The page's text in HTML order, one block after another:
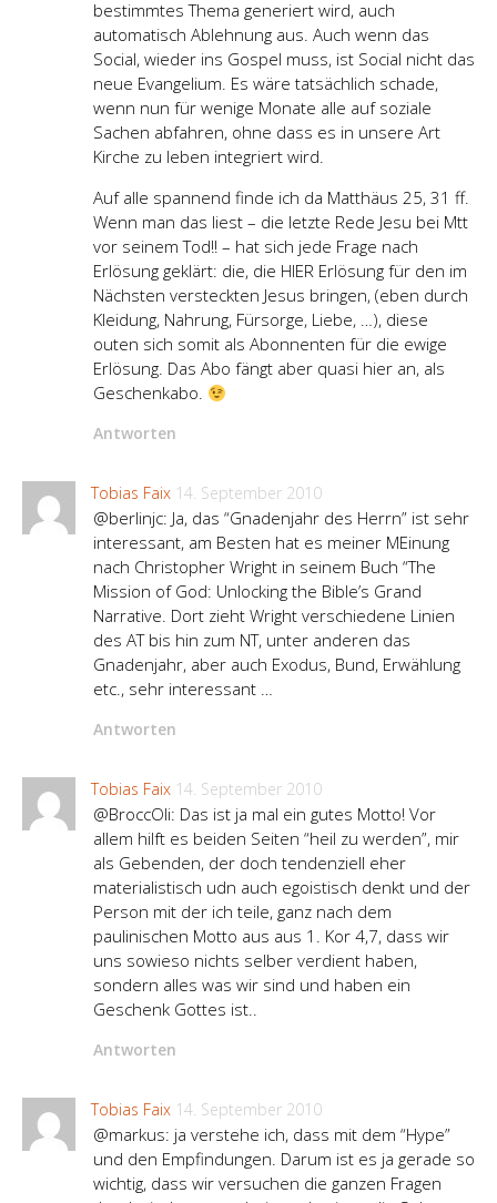
bestimmtes Thema generiert wird, auch
automatisch Ablehnung aus. Auch wenn das
Social, wieder ins Gospel muss, ist Social nicht das
neue Evangelium. Es wäre tatsächlich schade,
wenn nun für wenige Monate alle auf soziale
Sachen abfahren, ohne dass es in unsere Art
Kirche zu leben integriert wird.
Auf alle spannend finde ich da Matthäus 25, 31 ff.
Wenn man das liest – die letzte Rede Jesu bei Mtt
vor seinem Tod!! – hat sich jede Frage nach
Erlösung geklärt: die, die HIER Erlösung für den im
Nächsten versteckten Jesus bringen, (eben durch
Kleidung, Nahrung, Fürsorge, Liebe, …), diese
outen sich somit als Abonnenten für die ewige
Erlösung. Das Abo fängt aber quasi hier an, als
Geschenkabo.
Antworten
Tobias Faix 14. September 2010
@berlinjc: Ja, das “Gnadenjahr des Herrn” ist sehr
interessant, am Besten hat es meiner MEinung
nach Christopher Wright in seinem Buch “The
Mission of God: Unlocking the Bible’s Grand
Narrative. Dort zieht Wright verschiedene Linien
des AT bis hin zum NT, unter anderen das
Gnadenjahr, aber auch Exodus, Bund, Erwählung
etc., sehr interessant …
Antworten
Tobias Faix 14. September 2010
@BroccOli: Das ist ja mal ein gutes Motto! Vor
allem hilft es beiden Seiten “heil zu werden”, mir
als Gebenden, der doch tendenziell eher
materialistisch udn auch egoistisch denkt und der
Person mit der ich teile, ganz nach dem
paulinischen Motto aus aus 1. Kor 4,7, dass wir
uns sowieso nichts selber verdient haben,
sondern alles was wir sind und haben ein
Geschenk Gottes ist..
Antworten
Tobias Faix 14. September 2010
@markus: ja verstehe ich, dass mit dem “Hype”
und den Empfindungen. Darum ist es ja gerade so
wichtig, dass wir versuchen die ganzen Fragen